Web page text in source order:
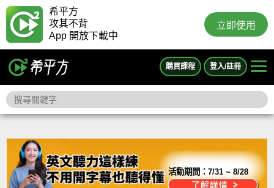
希平方
攻其不背
App 開放下載中
立即使用
購買課程 登入/註冊
活動期間：7/31 ~ 8/28